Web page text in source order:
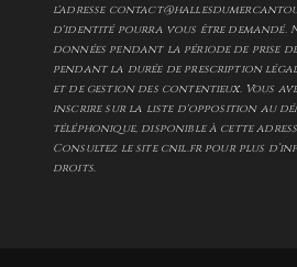
l'adresse
d'identité pourra vous être demandé.
données pendant la période de prise
pendant la durée de prescription
et de gestion des contentieux. Vous
inscrire sur la liste d'opposition au
téléphonique, disponible à cette
Consultez le site cnil.fr pour plus
droits.